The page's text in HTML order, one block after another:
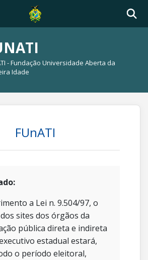
- Fundação Universidade Aberta da
Idade
FUnATI
a Lei n. 9.504/97, o
sites dos órgãos da
pública direta e indireta
estadual estará,
o período eleitoral,